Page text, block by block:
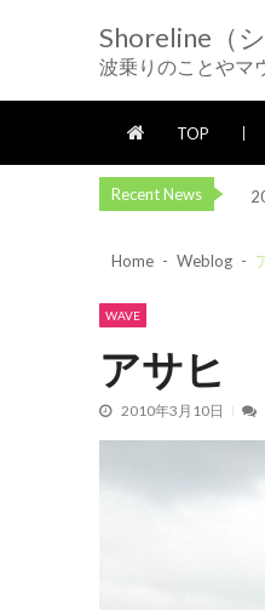
Shoreline（
波乗りのことやマ
TOP
Recent News
Home Weblog
WAVE
アサヒ
2010年3月10日